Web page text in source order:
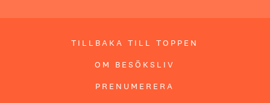
TILLBAKA TILL TOPPEN
OM BESÖKSLIV
PRENUMERERA